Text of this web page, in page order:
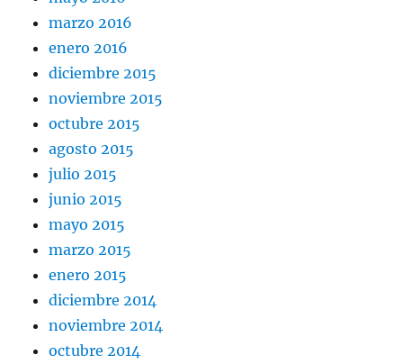
marzo 2016
enero 2016
diciembre 2015
noviembre 2015
octubre 2015
agosto 2015
julio 2015
junio 2015
mayo 2015
marzo 2015
enero 2015
diciembre 2014
noviembre 2014
octubre 2014